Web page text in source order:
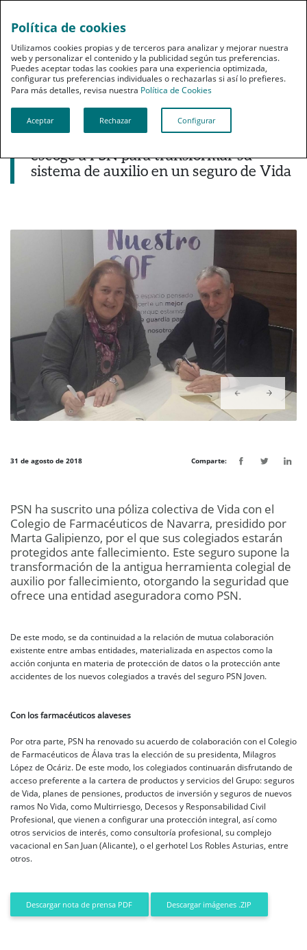
Noticias destacadas
El Colegio de Farmacéuticos de Navarra
escoge a PSN para transformar su
sistema de auxilio en un seguro de Vida
31 de agosto de 2018 Comparte:
PSN ha suscrito una póliza colectiva de Vida con el
Colegio de Farmacéuticos de Navarra, presidido por
Marta Galipienzo, por el que sus colegiados estarán
protegidos ante fallecimiento. Este seguro supone la
transformación de la antigua herramienta colegial de
auxilio por fallecimiento, otorgando la seguridad que
ofrece una entidad aseguradora como PSN.
De este modo, se da continuidad a la relación de mutua colaboración
existente entre ambas entidades, materializada en aspectos como la
acción conjunta en materia de protección de datos o la protección ante
accidentes de los nuevos colegiados a través del seguro PSN Joven.
Con los farmacéuticos alaveses
Por otra parte, PSN ha renovado su acuerdo de colaboración con el Colegio
de Farmacéuticos de Álava tras la elección de su presidenta, Milagros
López de Ocáriz. De este modo, los colegiados continuarán disfrutando de
acceso preferente a la cartera de productos y servicios del Grupo: seguros
de Vida, planes de pensiones, productos de inversión y seguros de nuevos
ramos No Vida, como Multirriesgo, Decesos y Responsabilidad Civil
Profesional, que vienen a configurar una protección integral, así como
otros servicios de interés, como consultoría profesional, su complejo
vacacional en San Juan (Alicante), o el gerhotel Los Robles Asturias, entre
otros.
Descargar nota de prensa PDF Descargar imágenes .ZIP
Política de cookies
Utilizamos cookies propias y de terceros para analizar y mejorar nuestra
web y personalizar el contenido y la publicidad según tus preferencias.
Puedes aceptar todas las cookies para una experiencia optimizada,
configurar tus preferencias individuales o rechazarlas si así lo prefieres.
Para más detalles, revisa nuestra Política de Cookies
Aceptar Rechazar Configurar